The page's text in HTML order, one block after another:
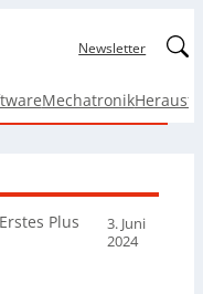
Newsletter
Mechatronik
Erstes Plus
3. Juni
2024